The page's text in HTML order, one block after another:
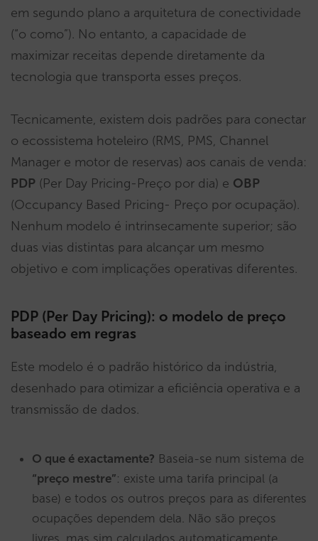
em segundo plano a arquitetura de conectividade
(“o como”). No entanto, a capacidade de
maximizar receitas depende diretamente da
tecnologia que transporta esses preços.
Tecnicamente, existem dois padrões para conectar
o ecossistema hoteleiro (RMS, PMS, Channel
Manager e motor de reservas) aos canais de venda:
PDP (Per Day Pricing-Preço por dia) e OBP
(Occupancy Based Pricing- Preço por ocupação).
Nenhum modelo é intrinsecamente superior; são
duas vias distintas para alcançar um mesmo
objetivo e com implicações operativas diferentes.
PDP (Per Day Pricing): o modelo de preço
baseado em regras
Este modelo é o padrão histórico da indústria,
desenhado para otimizar a eficiência operativa e a
transmissão de dados.
O que é exactamente? Baseia-se num sistema de
“preço mestre”: existe uma tarifa principal (a
base) e todos os outros preços para as diferentes
ocupações dependem dela. Não são preços
livres, mas sim calculados automaticamente